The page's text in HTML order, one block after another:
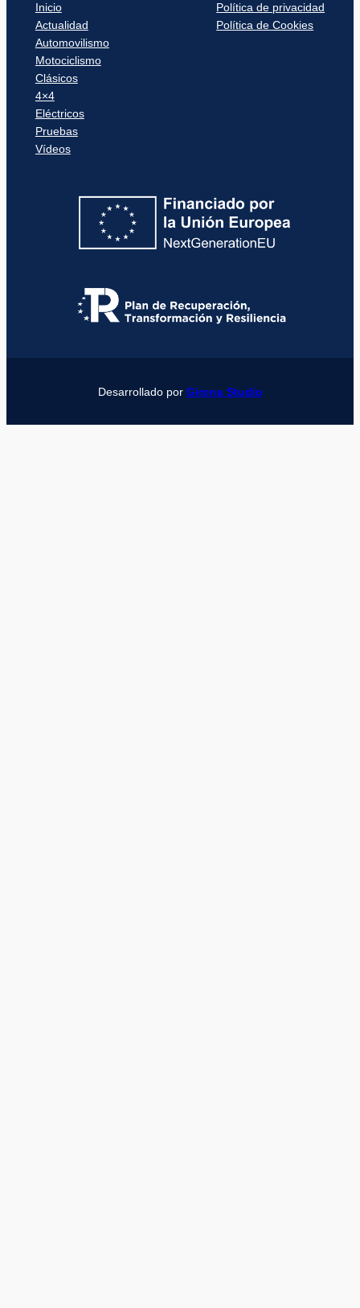
Inicio
Actualidad
Automovilismo
Motociclismo
Clásicos
4×4
Eléctricos
Pruebas
Vídeos
Política de privacidad
Política de Cookies
Desarrollado por Girona Studio